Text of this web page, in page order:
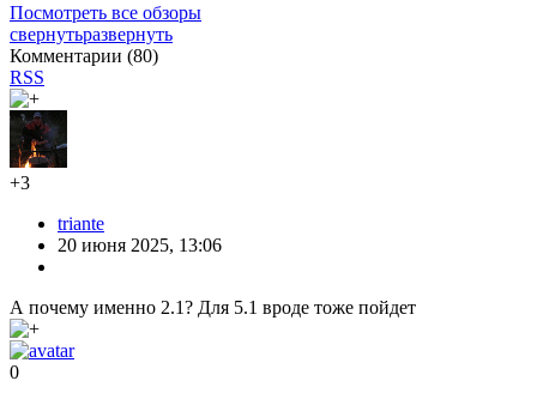
Посмотреть все обзоры
свернутьразвернуть
Комментарии (80)
RSS
+3
triante
20 июня 2025, 13:06
А почему именно 2.1? Для 5.1 вроде тоже пойдет
0